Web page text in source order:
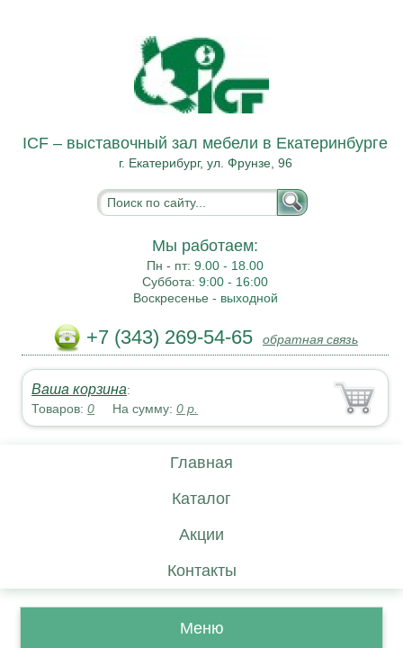
ICF – выставочный зал мебели в Екатеринбурге
г. Екатерибург, ул. Фрунзе, 96
Мы работаем:
Пн - пт:9.00 - 18.00
Суббота:9:00 - 16:00
Воскресенье - выходной
+7 (343) 269-54-65 обратная связь
Ваша корзина:
Товаров:0 На сумму:0 р.
Главная
Каталог
Акции
Контакты
Меню